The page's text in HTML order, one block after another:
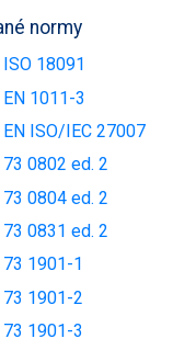
normy
ISO 18091
EN 1011-3
EN ISO/IEC 27007
73 0802 ed. 2
73 0804 ed. 2
73 0831 ed. 2
73 1901-1
73 1901-2
73 1901-3